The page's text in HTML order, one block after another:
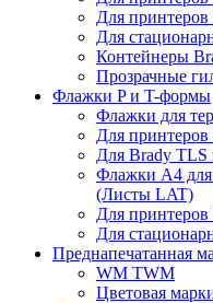
Для
Для
Контейнеры
Прозрачные
Флажки P и T-формы
Флажки для
Для
Для Brady TLS
Флажки A4 для
(Листы LAT)
Для
Для
Преднапечатанная
WM TWM
Цветовая